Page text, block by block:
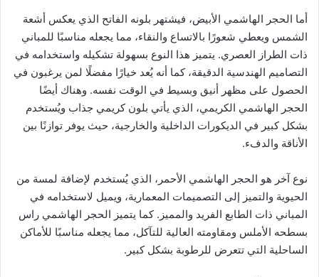
أما الحجر الهاشمي الأبيض، فيشتهر بلونه الفاتح الذي يعكس أشعة
الشمس ويعطي شعورًا بالاتساع والنقاء، مما يجعله مناسبًا للمباني
ذات الطراز العصري. يتميز هذا النوع بسهولة تشكيله واستخدامه في
التصاميم الهندسية الدقيقة، كما أنه يُعد خيارًا مفضلًا لمن يرغبون في
الحصول على مظهر أنيق وبسيط في الوقت نفسه. وهناك أيضًا
الحجر الهاشمي الكريمي، الذي يأتي بلون كريمي جذاب ويُستخدم
بشكل كبير في الديكورات الداخلية والخارجية، حيث يوفر توازنًا بين
الأناقة والدفء.
نوع آخر هو الحجر الهاشمي الأحمر، الذي يُستخدم لإضافة لمسة من
الحيوية والتميز إلى التصميمات المعمارية، ويميل لاستخدامه في
المباني ذات الطابع الفريد والمميز. كما يتميز الحجر الهاشمي راس
بسطحه الأملس ومقاومته العالية للتآكل، مما يجعله مناسبًا للأماكن
الساحلية التي تتعرض للرطوبة بشكل كبير.